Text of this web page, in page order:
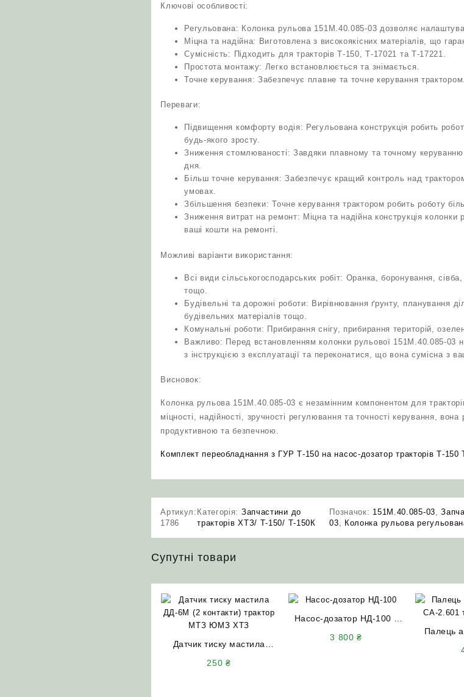
Ключові особливості:
Регульована: Колонка рульова 151М.40.085-03 дозволяє
Міцна та надійна: Виготовлена з високоякісних матеріалів, що
Сумісність: Підходить для тракторів Т-150, Т-17021 та Т-17221.
Простота монтажу: Легко встановлюється та знімається.
Точне керування: Забезпечує плавне та точне керування трактором.
Переваги:
Підвищення комфорту водія: Регульована конструкція робить
будь-якого зросту.
Зниження стомлюваності: Завдяки плавному та точному
дня.
Більш точне керування: Забезпечує кращий контроль над
умовах.
Збільшення безпеки: Точне керування трактором робить роботу
Зниження витрат на ремонт: Міцна та надійна конструкція колонки
ваші кошти на ремонті.
Можливі варіанти використання:
Всі види сільськогосподарських робіт: Оранка, боронування,
тощо.
Будівельні та дорожні роботи: Вирівнювання ґрунту, планування
будівельних матеріалів тощо.
Комунальні роботи: Прибирання снігу, прибирання територій,
Важливо: Перед встановленням колонки рульової 151М.40.085-03
з інструкцією з експлуатації та переконатися, що вона сумісна з
Висновок:
Колонка рульова 151М.40.085-03 є незамінним компонентом для
міцності, надійності, зручності регулювання та точності керування,
продуктивною та безпечною.
Комплект переобладнання з ГУР Т-150 на насос-дозатор тракторів Т-
Артикул:
1786
Категорія: Запчастини до
тракторів ХТЗ/ Т-150/ Т-150К
Позначок: 151М.40.085-03,
03, Колонка рульова
Супутні товари
Датчик тиску мастила
250₴
Насос-дозатор НД-100 з
3 800₴
Палець